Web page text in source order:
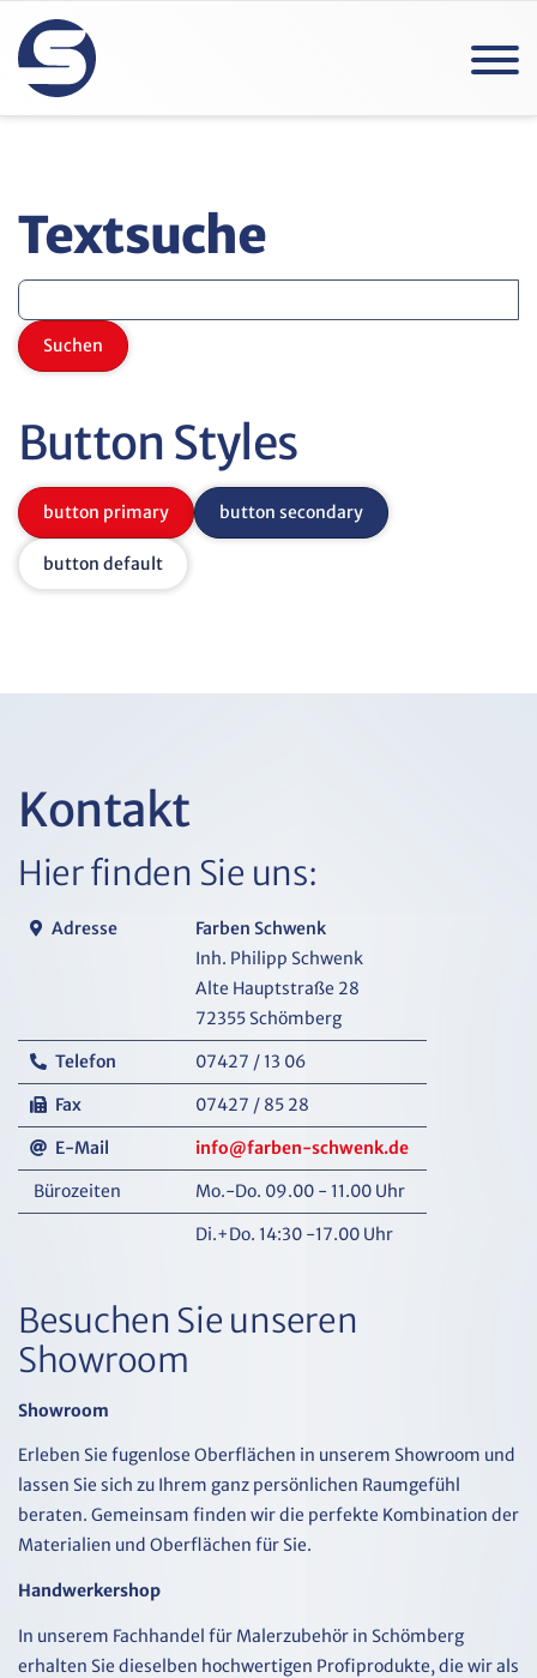
Textsuche
Suchen
Button Styles
button primary button secondary
button default
Kontakt
Hier finden Sie uns:
Adresse
Farben Schwenk
Inh. Philipp Schwenk
Alte Hauptstraße 28
72355 Schömberg
Telefon
07427 / 13 06
Fax
07427 / 85 28
E-Mail
info@farben-schwenk.de
Bürozeiten
Mo.-Do. 09.00 - 11.00 Uhr
Di.+Do. 14:30 -17.00 Uhr
Besuchen Sie unseren
Showroom
Showroom
Erleben Sie fugenlose Oberflächen in unserem Showroom und
lassen Sie sich zu Ihrem ganz persönlichen Raumgefühl
beraten. Gemeinsam finden wir die perfekte Kombination der
Materialien und Oberflächen für Sie.
Handwerkershop
In unserem Fachhandel für Malerzubehör in Schömberg
erhalten Sie dieselben hochwertigen Profiprodukte, die wir als